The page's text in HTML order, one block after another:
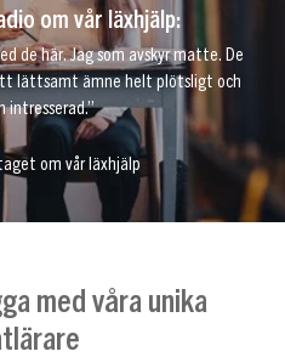
om vår läxhjälp:
de här. Jag som avskyr matte. De
lättsamt ämne helt plötsligt och
intresserad.”
om vår läxhjälp
med våra unika